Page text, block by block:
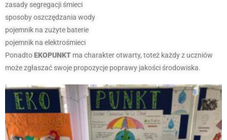
zasady segregacji śmieci
sposoby oszczędzania wody
pojemnik na zużyte baterie
pojemnik na elektrośmieci
Ponadto EKOPUNKT ma charakter otwarty, toteż każdy z uczniów
może zgłaszać swoje propozycje poprawy jakości środowiska.